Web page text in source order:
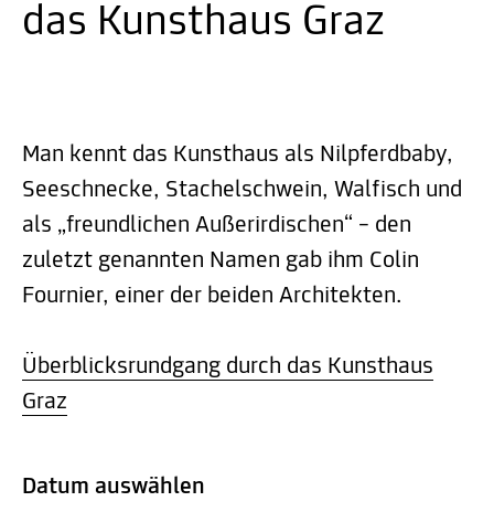
das Kunsthaus Graz
Man kennt das Kunsthaus als Nilpferdbaby,
Seeschnecke, Stachelschwein, Walfisch und
als „freundlichen Außerirdischen“ – den
zuletzt genannten Namen gab ihm Colin
Fournier, einer der beiden Architekten.
Überblicksrundgang durch das Kunsthaus
Graz
Datum auswählen